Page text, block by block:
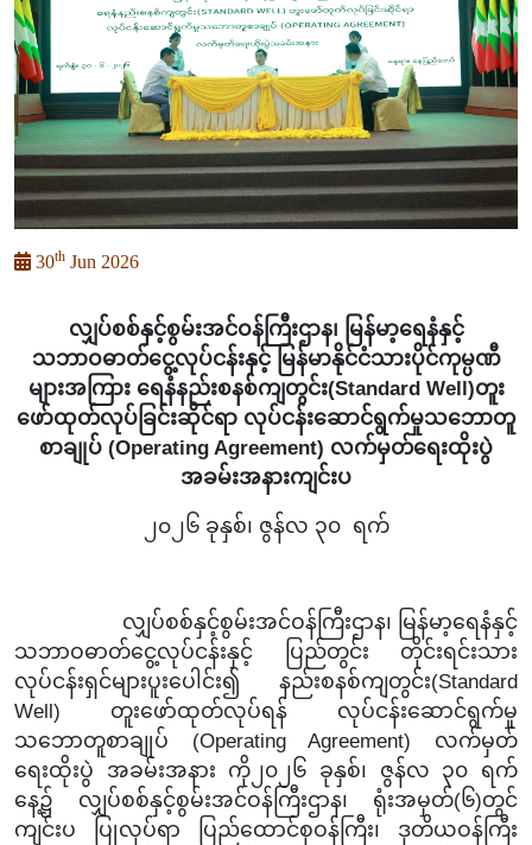
30th Jun 2026
လျှပ်စစ်နှင့်စွမ်းအင်ဝန်ကြီးဌာန၊ မြန်မာ့ရေနံနှင့်
သဘာဝဓာတ်ငွေ့လုပ်ငန်းနှင့် မြန်မာနိုင်ငံသားပိုင်ကုမ္ပဏီ
များအကြား ရေနံနည်းစနစ်ကျတွင်း(Standard Well)တူး
ဖော်ထုတ်လုပ်ခြင်းဆိုင်ရာ လုပ်ငန်းဆောင်ရွက်မှုသဘောတူ
စာချုပ် (Operating Agreement) လက်မှတ်ရေးထိုးပွဲ
အခမ်းအနားကျင်းပ
၂၀၂၆ ခုနှစ်၊ ဇွန်လ ၃၀ ရက်
လျှပ်စစ်နှင့်စွမ်းအင်ဝန်ကြီးဌာန၊ မြန်မာ့ရေနံနှင့်
သဘာဝဓာတ်ငွေ့လုပ်ငန်းနှင့် ပြည်တွင်း တိုင်းရင်းသား
လုပ်ငန်းရှင်များပူးပေါင်း၍ နည်းစနစ်ကျတွင်း(Standard
Well) တူးဖော်ထုတ်လုပ်ရန် လုပ်ငန်းဆောင်ရွက်မှု
သဘောတူစာချုပ် (Operating Agreement) လက်မှတ်
ရေးထိုးပွဲ အခမ်းအနား ကို ၂၀၂၆ ခုနှစ်၊ ဇွန်လ ၃၀ ရက်
နေ့၌ လျှပ်စစ်နှင့်စွမ်းအင်ဝန်ကြီးဌာန၊ ရုံးအမှတ်(၆)တွင်
ကျင်းပ ပြုလုပ်ရာ ပြည်ထောင်စုဝန်ကြီး၊ ဒုတိယဝန်ကြီး